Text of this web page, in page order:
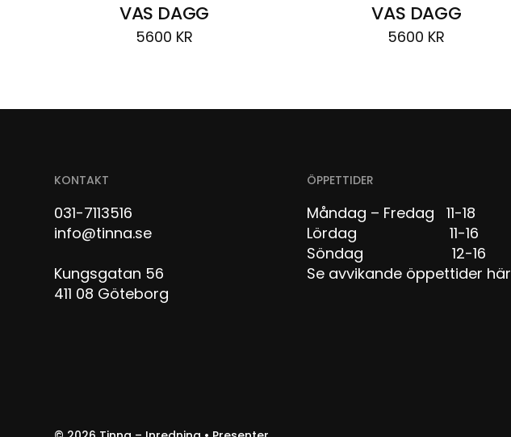
VAS DAGG
5600 KR
VAS DAGG
5600 KR
KONTAKT
031-7113516
info@tinna.se
Kungsgatan 56
411 08 Göteborg
ÖPPETTIDER
Måndag – Fredag 11-18
Lördag 11-16
Söndag 12-16
Se avvikande öppettider här